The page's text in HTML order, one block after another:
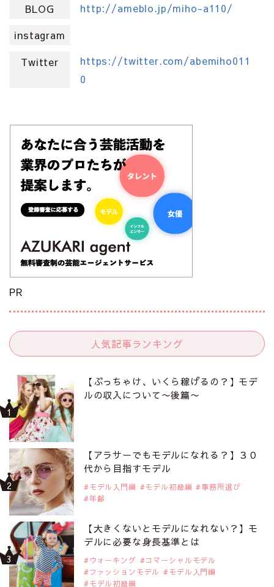
BLOG http://ameblo.jp/miho-a110/
instagram
Twitter
https://twitter.com/abemiho011
0
PR
人気記事ランキング
【ぶっちゃけ、いくら稼げるの？】モデ
ルの収入について〜後篇〜
【アラサーでもモデルになれる？】３０
代から目指すモデル
モデル入門編 モデル初級編
事務所選び
年齢
【大きくないとモデルになれない？】モ
デルに必要な身長基準とは
ウォーキング
コマーシャルモデル
ファッションモデル
モデル入門編
モデル初級編